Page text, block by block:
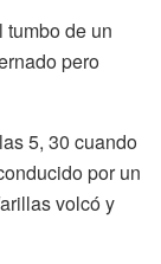
tumbo de un
pero
5, 30 cuando
por un
volcó y